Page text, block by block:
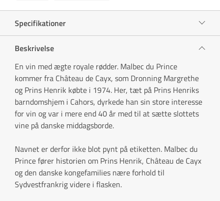
Specifikationer
Beskrivelse
En vin med ægte royale rødder. Malbec du Prince
kommer fra Château de Cayx, som Dronning Margrethe
og Prins Henrik købte i 1974. Her, tæt på Prins Henriks
barndomshjem i Cahors, dyrkede han sin store interesse
for vin og var i mere end 40 år med til at sætte slottets
vine på danske middagsborde.
Navnet er derfor ikke blot pynt på etiketten. Malbec du
Prince fører historien om Prins Henrik, Château de Cayx
og den danske kongefamilies nære forhold til
Sydvestfrankrig videre i flasken.